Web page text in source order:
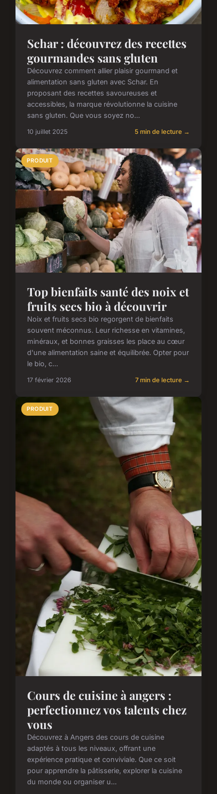
Schar : découvrez des recettes
gourmandes sans gluten
Découvrez comment allier plaisir gourmand et
alimentation sans gluten avec Schar. En
proposant des recettes savoureuses et
accessibles, la marque révolutionne la cuisine
sans gluten. Que vous soyez no...
10 juillet 2025 5 min de lecture →
PRODUIT
Top bienfaits santé des noix et
fruits secs bio à découvrir
Noix et fruits secs bio regorgent de bienfaits
souvent méconnus. Leur richesse en vitamines,
minéraux, et bonnes graisses les place au cœur
d'une alimentation saine et équilibrée. Opter pour
le bio, c...
17 février 2026 7 min de lecture →
PRODUIT
Cours de cuisine à angers :
perfectionnez vos talents chez
vous
Découvrez à Angers des cours de cuisine
adaptés à tous les niveaux, offrant une
expérience pratique et conviviale. Que ce soit
pour apprendre la pâtisserie, explorer la cuisine
du monde ou organiser u...